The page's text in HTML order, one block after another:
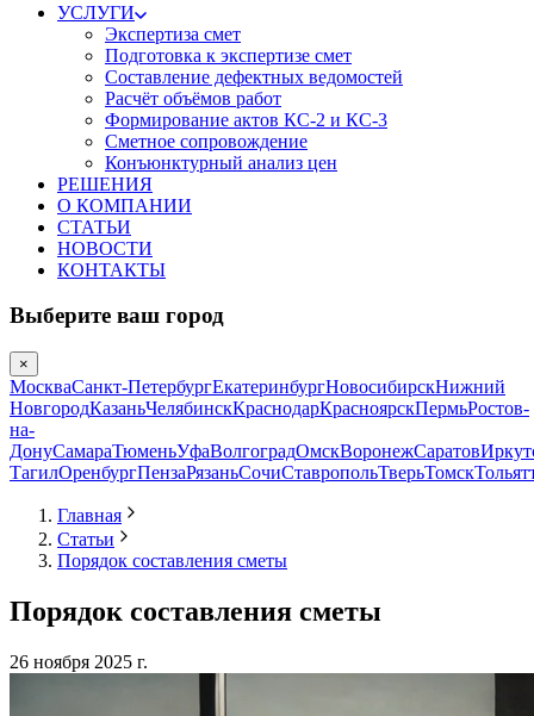
УСЛУГИ
Экспертиза смет
Подготовка к экспертизе смет
Составление дефектных ведомостей
Расчёт объёмов работ
Формирование актов КС-2 и КС-3
Сметное сопровождение
Конъюнктурный анализ цен
РЕШЕНИЯ
О КОМПАНИИ
СТАТЬИ
НОВОСТИ
КОНТАКТЫ
Выберите ваш город
×
МоскваСанкт-ПетербургЕкатеринбургНовосибирскНижний
НовгородКазаньЧелябинскКраснодарКрасноярскПермьРостов-
на-
ДонуСамараТюменьУфаВолгоградОмскВоронежСаратов
ТагилОренбургПензаРязаньСочиСтавропольТверьТомск
Главная
Статьи
Порядок составления сметы
Порядок составления сметы
26 ноября 2025 г.